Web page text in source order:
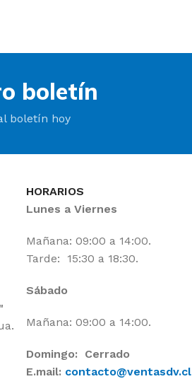
boletín
boletín hoy
HORARIOS
Lunes a Viernes
Mañana: 09:00 a 14:00.
Tarde: 15:30 a 18:30.
Sábado
Mañana: 09:00 a 14:00.
Domingo: Cerrado
E.mail: contacto@ventasdv.cl